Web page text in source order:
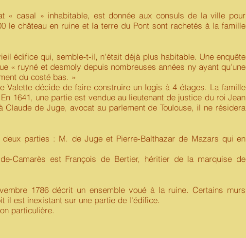
casal » inhabitable, est donnée aux consuls de la ville pour
le château en ruine et la terre du Pont sont rachetés à la famille
édifice qui, semble-t-il, n'était déjà plus habitable. Une enquête
« ruyné et desmoly depuis nombreuses années ny ayant qu'une
du costé bas. »
Valette décide de faire construire un logis à 4 étages. La famille
1641, une partie est vendue au lieutenant de justice du roi Jean
de Juge, avocat au parlement de Toulouse, il ne résidera
parties : M. de Juge et Pierre-Balthazar de Mazars qui en
Camarès est François de Bertier, héritier de la marquise de
1786 décrit un ensemble voué à la ruine. Certains murs
il est inexistant sur une partie de l'édifice.
particulière.